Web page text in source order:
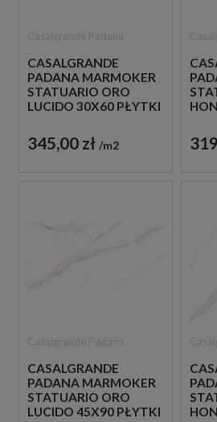
CASALGRANDE
PADANA MARMOKER
STATUARIO ORO
LUCIDO 30X60 PŁYTKI
MARMUR
345,00 zł m2
CASALGRANDE
PADANA MARMOKER
STATUARIO ORO
LUCIDO 45X90 PŁYTKI